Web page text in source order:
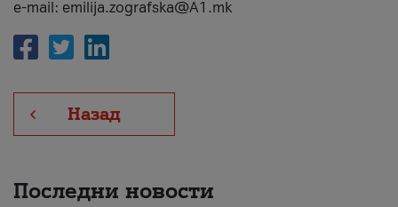
e-mail: emilija.zografska@A1.mk
Назад
Последни новости